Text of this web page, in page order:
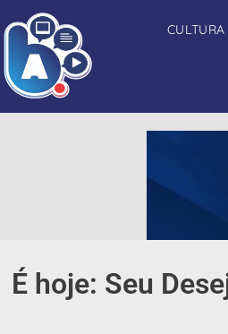
CULTURA
É hoje: Seu